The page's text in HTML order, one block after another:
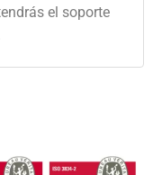
el soporte